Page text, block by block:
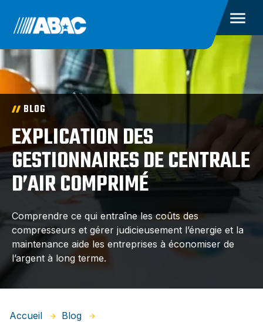
BLOG
EXPLICATION DES
GESTIONNAIRES DE CENTRALE
D’AIR COMPRIMÉ
Comprendre ce qui entraîne les coûts des
compresseurs et gérer judicieusement l’énergie et la
maintenance aide les entreprises à économiser de
l’argent à long terme.
Accueil
Blog